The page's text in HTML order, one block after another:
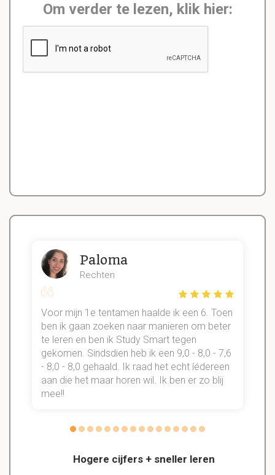
Om verder te lezen, klik hier:
Hogere cijfers + sneller leren
Paloma
Rechten
Voor mijn 1e tentamen haalde ik een 6. Toen
ben ik gaan zoeken naar manieren om beter
te leren en ben ik Study Smart tegen
gekomen. Sindsdien heb ik een 9,0 - 8,0 - 7,6
- 8,0 - 8,0 gehaald. Ik raad het echt íédereen
aan die het maar horen wil. Ik ben er zo blij
mee!!